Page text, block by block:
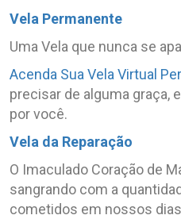
Vela Permanente
Uma Vela que nunca se
Acenda Sua Vela Virtual
precisar de alguma graça,
por você.
Vela da Reparação
O Imaculado Coração de
sangrando com a
cometidos em nossos